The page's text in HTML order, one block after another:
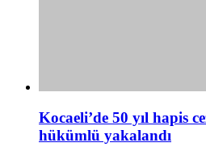
Kocaeli’de 50 yıl hapis
hükümlü yakalandı